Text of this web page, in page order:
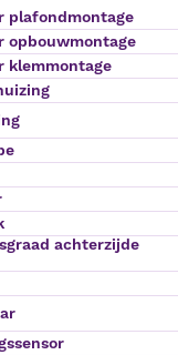
plafondmontage
opbouwmontage
klemmontage
achterzijde